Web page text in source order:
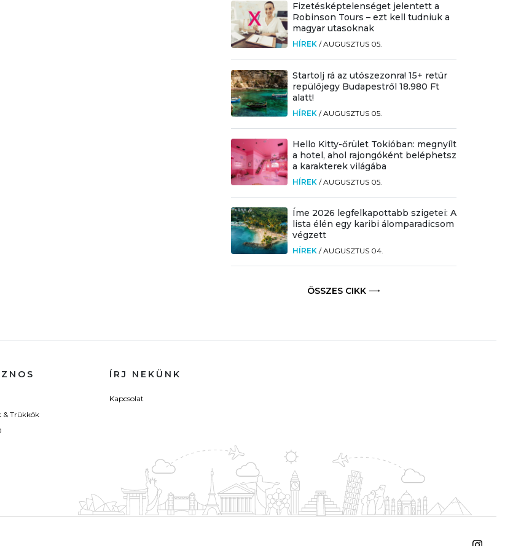
Fizetésképtelenséget jelentett a
Robinson Tours – ezt kell tudniuk a
magyar utasoknak
HÍREK /AUGUSZTUS 05.
Startolj rá az utószezonra! 15+ retúr
repülőjegy Budapestről 18.980 Ft
alatt!
HÍREK /AUGUSZTUS 05.
Hello Kitty-őrület Tokióban: megnyílt
a hotel, ahol rajongóként beléphetsz
a karakterek világába
HÍREK /AUGUSZTUS 05.
Íme 2026 legfelkapottabb szigetei: A
lista élén egy karibi álomparadicsom
végzett
HÍREK /AUGUSZTUS 04.
ÖSSZES CIKK
& Trükkök
ÍRJ NEKÜNK
Kapcsolat